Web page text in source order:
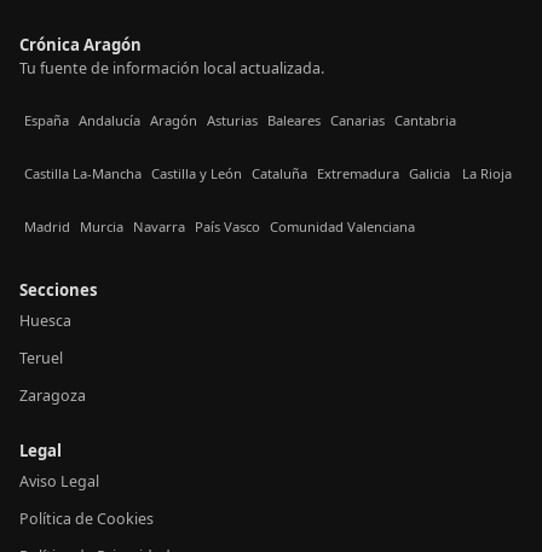
Crónica Aragón
Tu fuente de información local actualizada.
España Andalucía Aragón Asturias Baleares Canarias Cantabria
Castilla La-Mancha Castilla y León Cataluña Extremadura Galicia La Rioja
Madrid Murcia Navarra País Vasco Comunidad Valenciana
Secciones
Huesca
Teruel
Zaragoza
Legal
Aviso Legal
Política de Cookies